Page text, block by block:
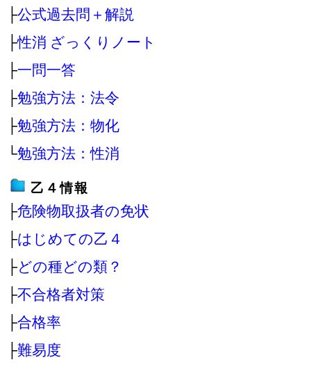
├公式過去問＋解説
├性消 ざっくりノート
├一問一答
├勉強方法：法令
├勉強方法：物化
└勉強方法：性消
乙４情報
├危険物取扱者の免状
├はじめての乙４
├どの種どの類？
├不合格者対策
├合格率
├難易度